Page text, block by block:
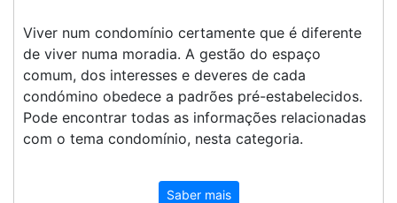
Viver num condomínio certamente que é diferente
de viver numa moradia. A gestão do espaço
comum, dos interesses e deveres de cada
condómino obedece a padrões pré-estabelecidos.
Pode encontrar todas as informações relacionadas
com o tema condomínio, nesta categoria.
Saber mais